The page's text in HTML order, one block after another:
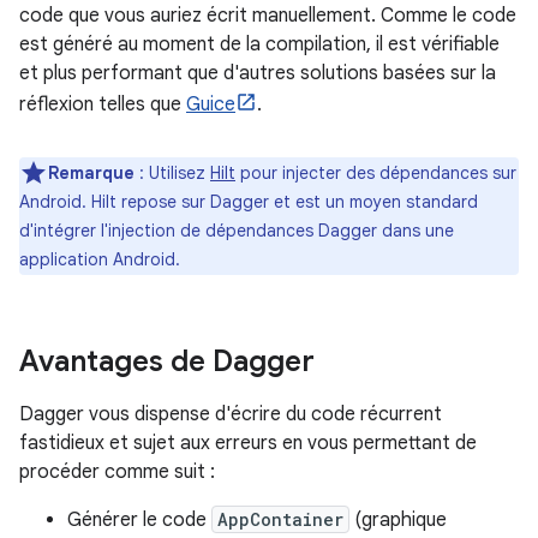
code que vous auriez écrit manuellement. Comme le code
est généré au moment de la compilation, il est vérifiable
et plus performant que d'autres solutions basées sur la
réflexion telles que Guice .
Remarque : Utilisez Hilt pour injecter des dépendances sur
Android. Hilt repose sur Dagger et est un moyen standard
d'intégrer l'injection de dépendances Dagger dans une
application Android.
Avantages de Dagger
Dagger vous dispense d'écrire du code récurrent
fastidieux et sujet aux erreurs en vous permettant de
procéder comme suit :
Générer le code AppContainer (graphique